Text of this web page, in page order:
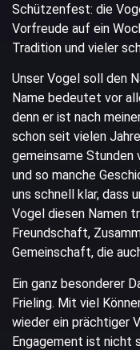
Schützenfest: die
Vorfreude auf ein
Tradition und vieler
Unser Vogel soll den
Name bedeutet vor
denn er ist nach
schon seit vielen
gemeinsame
und so manche
uns schnell klar, dass
Vogel diesen Namen
Freundschaft,
Gemeinschaft, die
Ein ganz besonderer
Frieling. Mit viel
wieder ein prächtiger
Engagement ist nicht